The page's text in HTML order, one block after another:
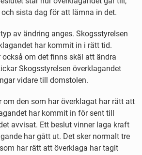
sista dag för att lämna in det.
av ändring anges. Skogsstyrelsen
har kommit in i rätt tid.
också om det finns skäl att ändra
Skogsstyrelsen överklagandet
vidare till domstolen.
om den som har överklagat har rätt att
har kommit in för sent till
avvisat. Ett beslut vinner laga kraft
har gått ut. Det sker normalt tre
har rätt att överklaga har tagit